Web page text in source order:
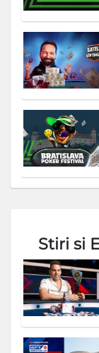
Stiri si